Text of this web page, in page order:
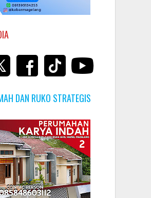
DAN RUKO STRATEGIS